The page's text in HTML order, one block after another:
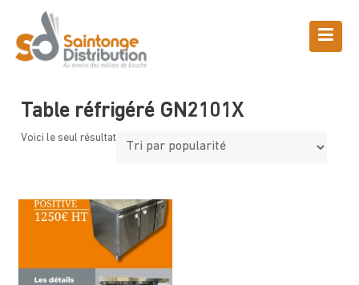
content
Boutique
Table réfrigéré GN2101X
Voici le seul résultat